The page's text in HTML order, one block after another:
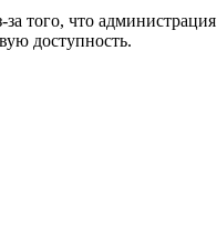
того, что
доступность.